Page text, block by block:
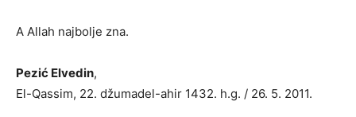
A Allah najbolje zna.
Pezić Elvedin,
El-Qassim, 22. džumadel-ahir 1432. h.g. / 26. 5. 2011.